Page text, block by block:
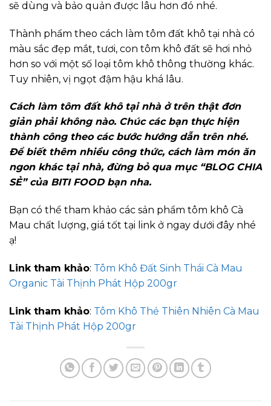
sẽ dùng và bảo quản được lâu hơn đó nhé.
Thành phẩm theo cách làm tôm đất khô tại nhà có
màu sắc đẹp mắt, tươi, con tôm khô đất sẽ hơi nhỏ
hơn so với một số loại tôm khô thông thường khác.
Tuy nhiên, vị ngọt đậm hậu khá lâu.
Cách làm tôm đất khô tại nhà ở trên thật đơn
giản phải không nào. Chúc các bạn thực hiện
thành công theo các bước hướng dẫn trên nhé.
Để biết thêm nhiều công thức, cách làm món ăn
ngon khác tại nhà, đừng bỏ qua mục “BLOG CHIA
SẺ” của BITI FOOD bạn nha.
Bạn có thể tham khảo các sản phẩm tôm khô Cà
Mau chất lượng, giá tốt tại link ở ngay dưới đây nhé
ạ!
Link tham khảo: Tôm Khô Đất Sinh Thái Cà Mau
Organic Tài Thịnh Phát Hộp 200gr
Link tham khảo: Tôm Khô Thẻ Thiên Nhiên Cà Mau
Tài Thịnh Phát Hộp 200gr